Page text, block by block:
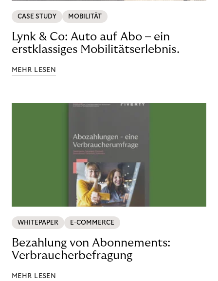
CASE STUDY MOBILITÄT
Lynk & Co: Auto auf Abo – ein
erstklassiges Mobilitätserlebnis.
MEHR LESEN
WHITEPAPER E-COMMERCE
Bezahlung von Abonnements:
Verbraucherbefragung
MEHR LESEN